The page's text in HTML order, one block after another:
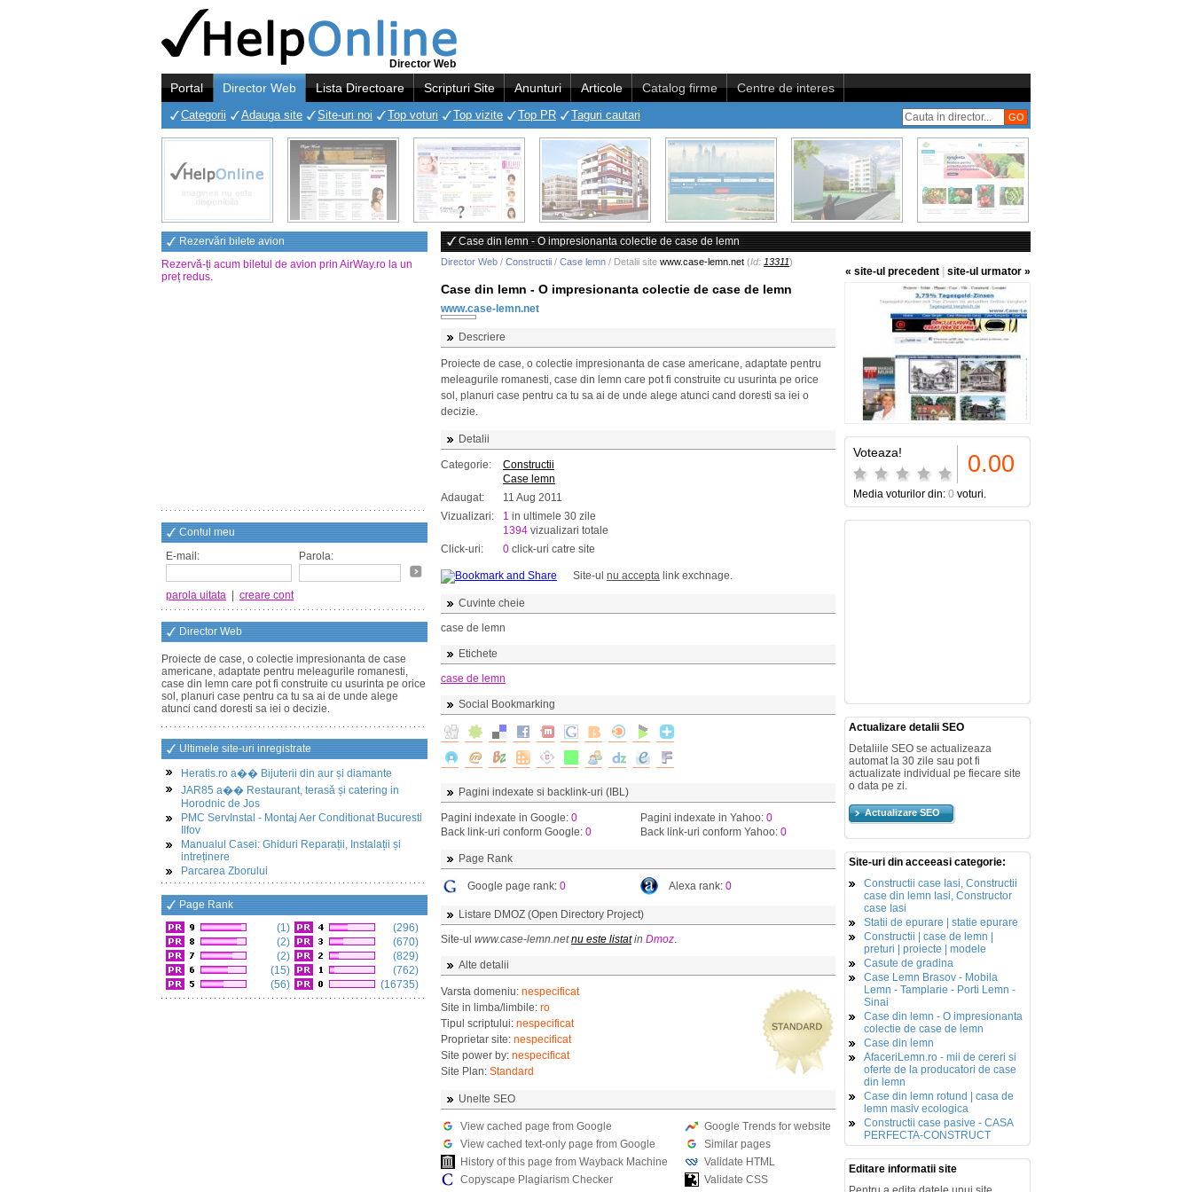
Director Web
Portal Director Web Lista Directoare Scripturi Site Anunturi Articole Catalog firme Centre de interes
Categorii Adauga site Site-uri noi Top voturi Top vizite Top PR Taguri cautari
Rezervări bilete avion
Rezervă-ți acum biletul de avion prin AirWay.ro la un
preț redus.
Contul meu
E-mail:
Parola:
parola uitata creare cont
Director Web
Proiecte de case, o colectie impresionanta de case
americane, adaptate pentru meleagurile romanesti,
case din lemn care pot fi construite cu usurinta pe orice
sol, planuri case pentru ca tu sa ai de unde alege
atunci cand doresti sa iei o decizie.
Ultimele site-uri inregistrate
Heratis.ro a�� Bijuterii din aur și diamante
JAR85 a�� Restaurant, terasă și catering in
Horodnic de Jos
PMC ServInstal - Montaj Aer Conditionat Bucuresti
Ilfov
Manualul Casei: Ghiduri Reparații, Instalații și
intreținere
Parcarea Zborului
Page Rank
(1)
(2)
(2)
(15)
(56)
(296)
(670)
(829)
(762)
(16735)
Case din lemn - O impresionanta colectie de case de lemn
Director Web / Constructii / Case lemn / Detalii site www.case-lemn.net (Id: 13311)
« site-ul precedent site-ul urmator »
Case din lemn - O impresionanta colectie de case de lemn
www.case-lemn.net
Descriere
Proiecte de case, o colectie impresionanta de case americane, adaptate pentru
meleagurile romanesti, case din lemn care pot fi construite cu usurinta pe orice
sol, planuri case pentru ca tu sa ai de unde alege atunci cand doresti sa iei o
decizie.
Detalii
Categorie:
Constructii
Case lemn
Adaugat:
11 Aug 2011
Vizualizari:
1 in ultimele 30 zile
1394 vizualizari totale
Click-uri:
0 click-uri catre site
Site-ul nu accepta link exchnage.
Cuvinte cheie
case de lemn
Etichete
case de lemn
Social Bookmarking
Pagini indexate si backlink-uri (IBL)
Pagini indexate in Google: 0
Back link-uri conform Google: 0
Pagini indexate in Yahoo: 0
Back link-uri conform Yahoo: 0
Page Rank
Google page rank: 0 Alexa rank: 0
Listare DMOZ (Open Directory Project)
Site-ul www.case-lemn.net nu este listatin Dmoz.
Alte detalii
Varsta domeniu: nespecificat
Site in limba/limbile: ro
Tipul scriptului: nespecificat
Proprietar site: nespecificat
Site power by: nespecificat
Site Plan: Standard
Unelte SEO
View cached page from Google
View cached text-only page from Google
History of this page from Wayback Machine
Copyscape Plagiarism Checker
Google Trends for website
Similar pages
Validate HTML
Validate CSS
Voteaza! 0.00
Media voturilor din: 0 voturi.
Actualizare detalii SEO
Detaliile SEO se actualizeaza
automat la 30 zile sau pot fi
actualizate individual pe fiecare site
o data pe zi.
Actualizare SEO
Site-uri din acceeasi categorie:
Constructii case Iasi, Constructii
case din lemn Iasi, Constructor
case Iasi
Statii de epurare | statie epurare
Constructii | case de lemn |
preturi | proiecte | modele
Casute de gradina
Case Lemn Brasov - Mobila
Lemn - Tamplarie - Porti Lemn -
Sinai
Case din lemn - O impresionanta
colectie de case de lemn
Case din lemn
AfaceriLemn.ro - mii de cereri si
oferte de la producatori de case
din lemn
Case din lemn rotund | casa de
lemn masiv ecologica
Constructii case pasive - CASA
PERFECTA-CONSTRUCT
Editare informatii site